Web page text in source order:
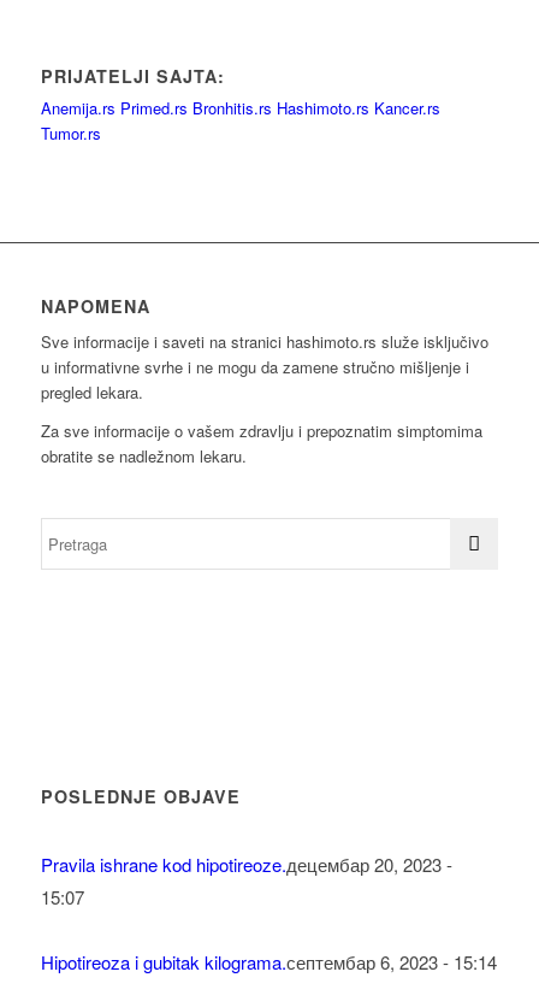
PRIJATELJI SAJTA:
Anemija.rs Primed.rs Bronhitis.rs Hashimoto.rs Kancer.rs
Tumor.rs
NAPOMENA
Sve informacije i saveti na stranici hashimoto.rs služe isključivo
u informativne svrhe i ne mogu da zamene stručno mišljenje i
pregled lekara.
Za sve informacije o vašem zdravlju i prepoznatim simptomima
obratite se nadležnom lekaru.
POSLEDNJE OBJAVE
Pravila ishrane kod hipotireoze.децембар 20, 2023 -
15:07
Hipotireoza i gubitak kilograma.септембар 6, 2023 - 15:14